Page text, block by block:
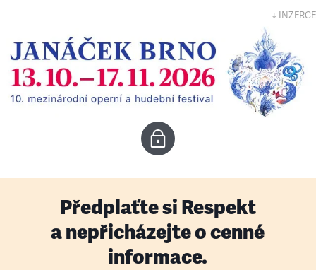
↓ INZERCE
Předplaťte si Respekt
a nepřicházejte o cenné
informace.